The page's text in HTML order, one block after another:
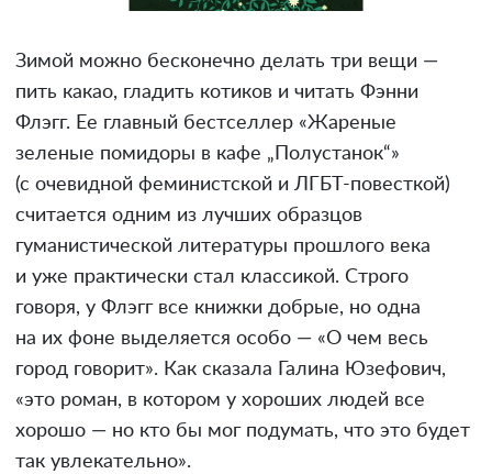
Зимой можно бесконечно делать три вещи —
пить какао, гладить котиков и читать Фэнни
Флэгг. Ее главный бестселлер «Жареные
зеленые помидоры в кафе „Полустанок“»
(с очевидной феминистской и ЛГБТ-повесткой)
считается одним из лучших образцов
гуманистической литературы прошлого века
и уже практически стал классикой. Строго
говоря, у Флэгг все книжки добрые, но одна
на их фоне выделяется особо — «О чем весь
город говорит». Как сказала Галина Юзефович,
«это роман, в котором у хороших людей все
хорошо — но кто бы мог подумать, что это будет
так увлекательно».